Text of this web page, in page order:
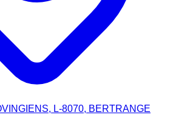
L-8070, BERTRANGE